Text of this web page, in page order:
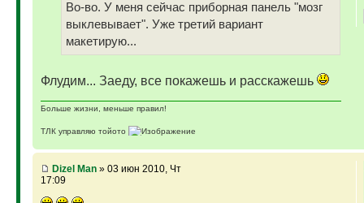
Во-во. У меня сейчас приборная панель "мозг
выклевывает". Уже третий вариант
макетирую...
Флудим... Заеду, все покажешь и расскажешь
Больше жизни, меньше правил!
ТЛК управляю тойото
ГАЗ-69 рок-н-ролл - еще одна задумка
Если что, на связи (909)640-3030
Dizel Man» 03 июн 2010, Чт
17:09